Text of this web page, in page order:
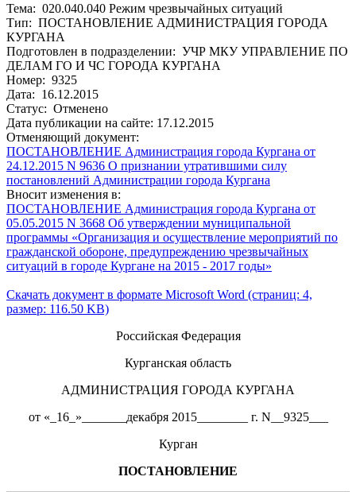
Тема: 020.040.040 Режим чрезвычайных ситуаций
Тип: ПОСТАНОВЛЕНИЕ АДМИНИСТРАЦИЯ ГОРОДА
КУРГАНА
Подготовлен в подразделении: УЧР МКУ УПРАВЛЕНИЕ ПО
ДЕЛАМ ГО И ЧС ГОРОДА КУРГАНА
Номер: 9325
Дата: 16.12.2015
Статус: Отменено
Дата публикации на сайте: 17.12.2015
Отменяющий документ:
ПОСТАНОВЛЕНИЕ Администрация города Кургана от
24.12.2015 N 9636 О признании утратившими силу
постановлений Администрации города Кургана
Вносит изменения в:
ПОСТАНОВЛЕНИЕ Администрация города Кургана от
05.05.2015 N 3668 Об утверждении муниципальной
программы «Организация и осуществление мероприятий по
гражданской обороне, предупреждению чрезвычайных
ситуаций в городе Кургане на 2015 - 2017 годы»
Скачать документ в формате Microsoft Word (страниц: 4,
размер: 116.50 KB)
Российская Федерация
Курганская область
АДМИНИСТРАЦИЯ ГОРОДА КУРГАНА
от «_16_»_______декабря 2015________ г. N__9325___
Курган
ПОСТАНОВЛЕНИЕ